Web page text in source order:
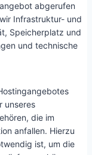
abgerufen
Infrastruktur- und
Speicherplatz und
und technische
unseres
die im
anfallen. Hierzu
ist, um die